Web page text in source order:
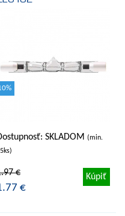
SKLADOM (min.
€
€
Kúpiť